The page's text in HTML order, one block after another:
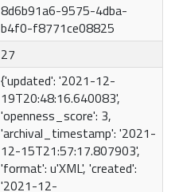
8d6b91a6-9575-4dba-
b4f0-f8771ce08825
27
{'updated': '2021-12-
19T20:48:16.640083',
'openness_score': 3,
'archival_timestamp': '2021-
12-15T21:57:17.807903',
'format': u'XML', 'created':
'2021-12-